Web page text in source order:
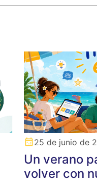
25 de junio de
Un verano
volver con